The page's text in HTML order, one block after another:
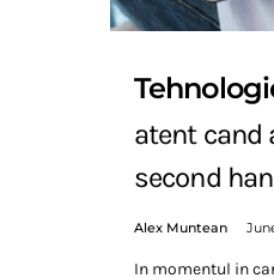
atent cand
second
Alex Muntean
In momentul in